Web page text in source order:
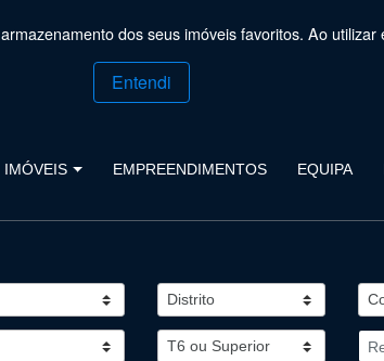
dos seus imóveis favoritos. Ao
Entendi
IMÓVEIS EMPREENDIMENTOS EQUIPA